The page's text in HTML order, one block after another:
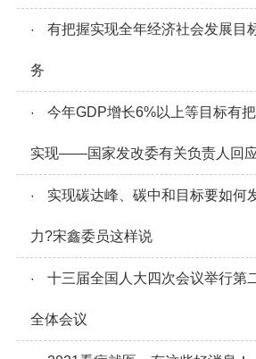
· 有把握实现全年经济社会发展目
务
· 今年GDP增长6%以上等目标有
实现——国家发改委有关负责人回
· 实现碳达峰、碳中和目标要如何
力?宋鑫委员这样说
· 十三届全国人大四次会议举行第
全体会议